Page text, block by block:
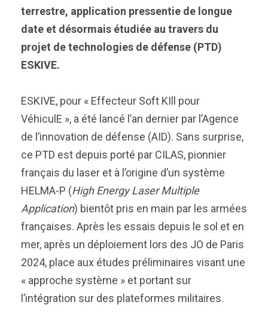
terrestre, application pressentie de longue
date et désormais étudiée au travers du
projet de technologies de défense (PTD)
ESKIVE.
ESKIVE, pour « Effecteur Soft KIll pour
VéhiculE », a été lancé l’an dernier par l’Agence
de l’innovation de défense (AID). Sans surprise,
ce PTD est depuis porté par CILAS, pionnier
français du laser et à l’origine d’un système
HELMA-P (High Energy Laser Multiple
Application) bientôt pris en main par les armées
françaises. Après les essais depuis le sol et en
mer, après un déploiement lors des JO de Paris
2024, place aux études préliminaires visant une
« approche système » et portant sur
l’intégration sur des plateformes militaires.